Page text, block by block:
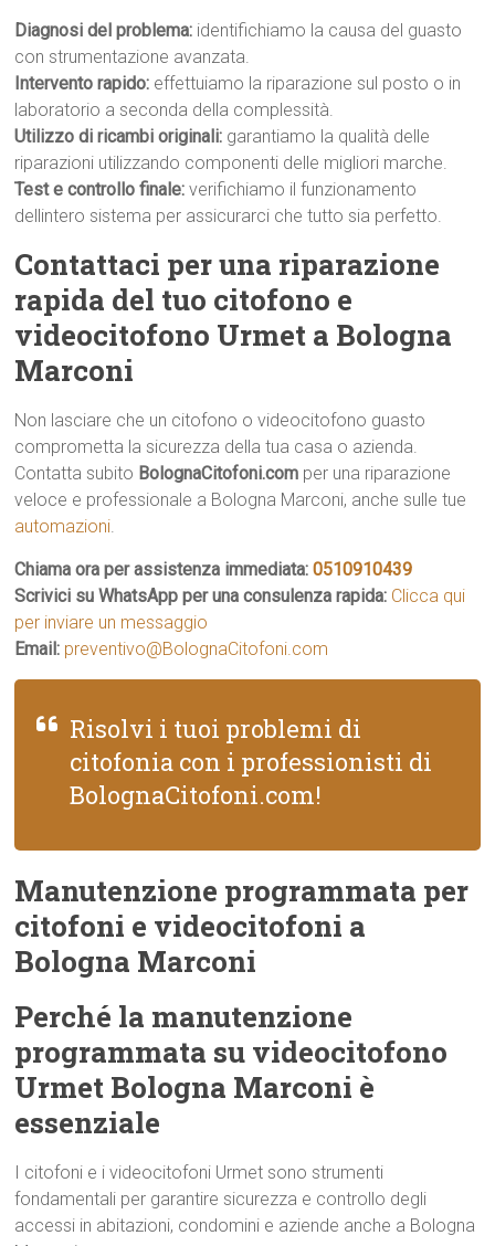
Diagnosi del problema: identifichiamo la causa del guasto
con strumentazione avanzata.
Intervento rapido: effettuiamo la riparazione sul posto o in
laboratorio a seconda della complessità.
Utilizzo di ricambi originali: garantiamo la qualità delle
riparazioni utilizzando componenti delle migliori marche.
Test e controllo finale:verifichiamo il funzionamento
dellintero sistema per assicurarci che tutto sia perfetto.
Contattaci per una riparazione
rapida del tuo citofono e
videocitofono Urmet a Bologna
Marconi
Non lasciare che un citofono o videocitofono guasto
comprometta la sicurezza della tua casa o azienda.
Contatta subito BolognaCitofoni.com per una riparazione
veloce e professionale a Bologna Marconi, anche sulle tue
automazioni.
Chiama ora per assistenza immediata:0510910439
Scrivici su WhatsApp per una consulenza rapida: Clicca qui
per inviare un messaggio
Email: preventivo@BolognaCitofoni.com
Risolvi i tuoi problemi di
citofonia con i professionisti di
BolognaCitofoni.com!
Manutenzione programmata per
citofoni e videocitofoni a
Bologna Marconi
Perché la manutenzione
programmata su videocitofono
Urmet Bologna Marconi è
essenziale
I citofoni e i videocitofoni Urmet sono strumenti
fondamentali per garantire sicurezza e controllo degli
accessi in abitazioni, condomini e aziende anche a Bologna